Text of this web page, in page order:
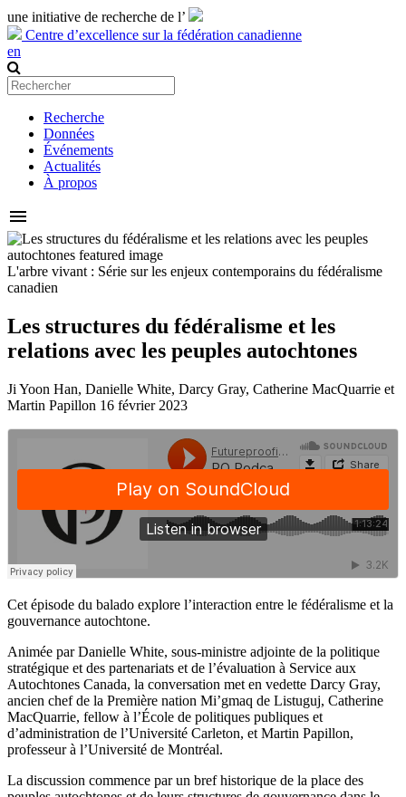
une initiative de recherche de l’
Centre d’excellence sur la fédération canadienne
en
Recherche
Données
Événements
Actualités
À propos
menu
L'arbre vivant : Série sur les enjeux contemporains du fédéralisme
canadien
Les structures du fédéralisme et les
relations avec les peuples autochtones
Ji Yoon Han, Danielle White, Darcy Gray, Catherine MacQuarrie et
Martin Papillon 16 février 2023
Cet épisode du balado explore l’interaction entre le fédéralisme et la
gouvernance autochtone.
Animée par Danielle White, sous-ministre adjointe de la politique
stratégique et des partenariats et de l’évaluation à Service aux
Autochtones Canada, la conversation met en vedette Darcy Gray,
ancien chef de la Première nation Mi’gmaq de Listuguj, Catherine
MacQuarrie, fellow à l’École de politiques publiques et
d’administration de l’Université Carleton, et Martin Papillon,
professeur à l’Université de Montréal.
La discussion commence par un bref historique de la place des